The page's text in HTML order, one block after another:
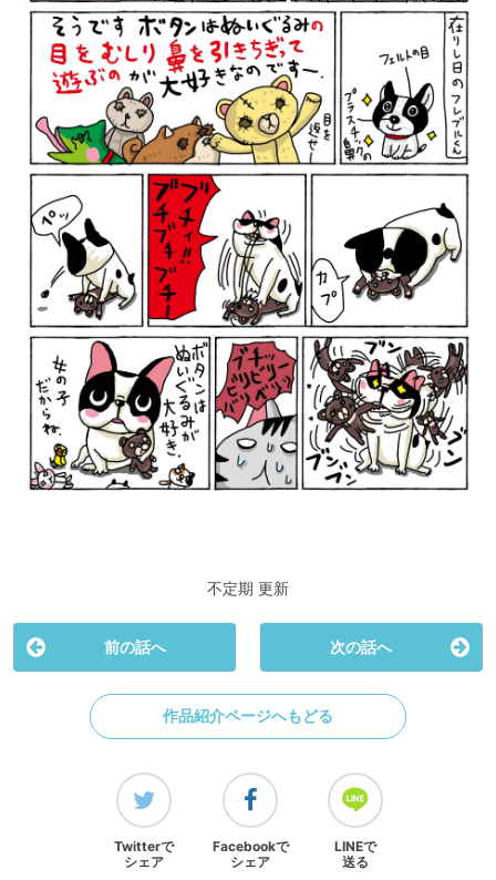
不定期 更新
前の話へ 次の話へ
作品紹介ページへもどる
Twitterで
シェア
Facebookで
シェア
LINEで
送る